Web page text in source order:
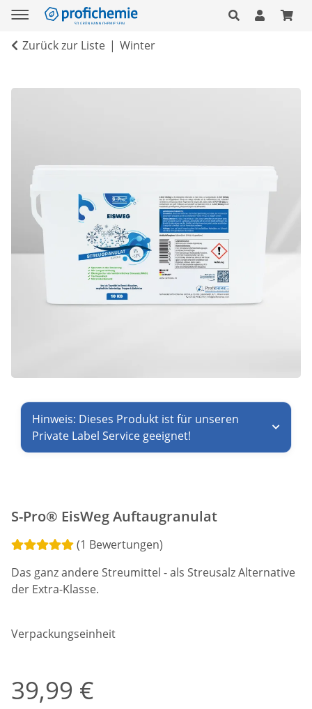
Zurück zur Liste Winter
Hinweis: Dieses Produkt ist für unseren
Private Label Service geeignet!
S-Pro® EisWeg Auftaugranulat
(1 Bewertungen)
Das ganz andere Streumittel - als Streusalz Alternative
der Extra-Klasse.
Verpackungseinheit
39,99 €